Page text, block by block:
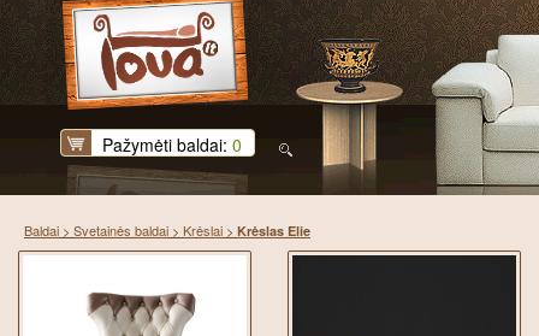
Pažymėti baldai: 0
Baldai > Svetainės baldai > Krėslai > Krėslas Elie